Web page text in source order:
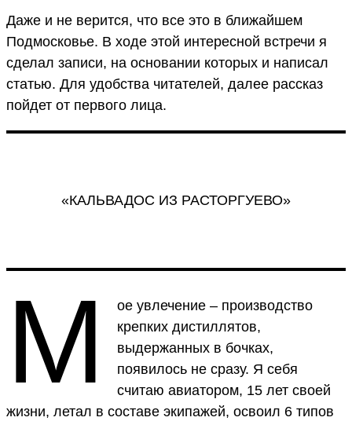
Даже и не верится, что все это в ближайшем
Подмосковье. В ходе этой интересной встречи я
сделал записи, на основании которых и написал
статью. Для удобства читателей, далее рассказ
пойдет от первого лица.
«КАЛЬВАДОС ИЗ РАСТОРГУЕВО»
М
ое увлечение – производство
крепких дистиллятов,
выдержанных в бочках,
появилось не сразу. Я себя
считаю авиатором, 15 лет своей
жизни, летал в составе экипажей, освоил 6 типов